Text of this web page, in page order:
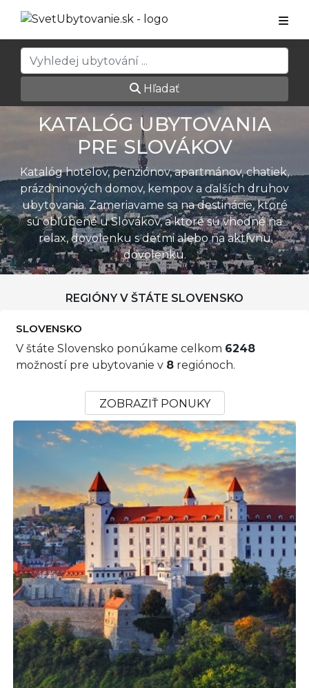
Hľadať
KATALÓG UBYTOVANIA
PRE SLOVÁKOV
Katalóg hotelov, penziónov, apartmánov, chatiek,
prázdninových domov, kempov a ďalších druhov
ubytovania. Zameriavame sa na destinácie, ktoré
sú obľúbené u Slovákov, a ktoré sú vhodné na
relax, dovolenku s deťmi alebo na aktívnu
dovolenku.
REGIÓNY V ŠTÁTE SLOVENSKO
SLOVENSKO
V štáte Slovensko ponúkame celkom 6248
možností pre ubytovanie v 8 regiónoch.
ZOBRAZIŤ PONUKY